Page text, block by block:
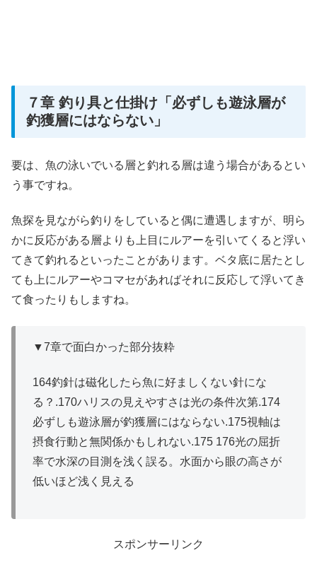
７章 釣り具と仕掛け「必ずしも遊泳層が
釣獲層にはならない」
要は、魚の泳いでいる層と釣れる層は違う場合があるとい
う事ですね。
魚探を見ながら釣りをしていると偶に遭遇しますが、明ら
かに反応がある層よりも上目にルアーを引いてくると浮い
てきて釣れるといったことがあります。ベタ底に居たとし
ても上にルアーやコマセがあればそれに反応して浮いてき
て食ったりもしますね。
▼7章で面白かった部分抜粋
164釣針は磁化したら魚に好ましくない針にな
る？.170ハリスの見えやすさは光の条件次第.174
必ずしも遊泳層が釣獲層にはならない.175視軸は
摂食行動と無関係かもしれない.175 176光の屈折
率で水深の目測を浅く誤る。水面から眼の高さが
低いほど浅く見える
スポンサーリンク